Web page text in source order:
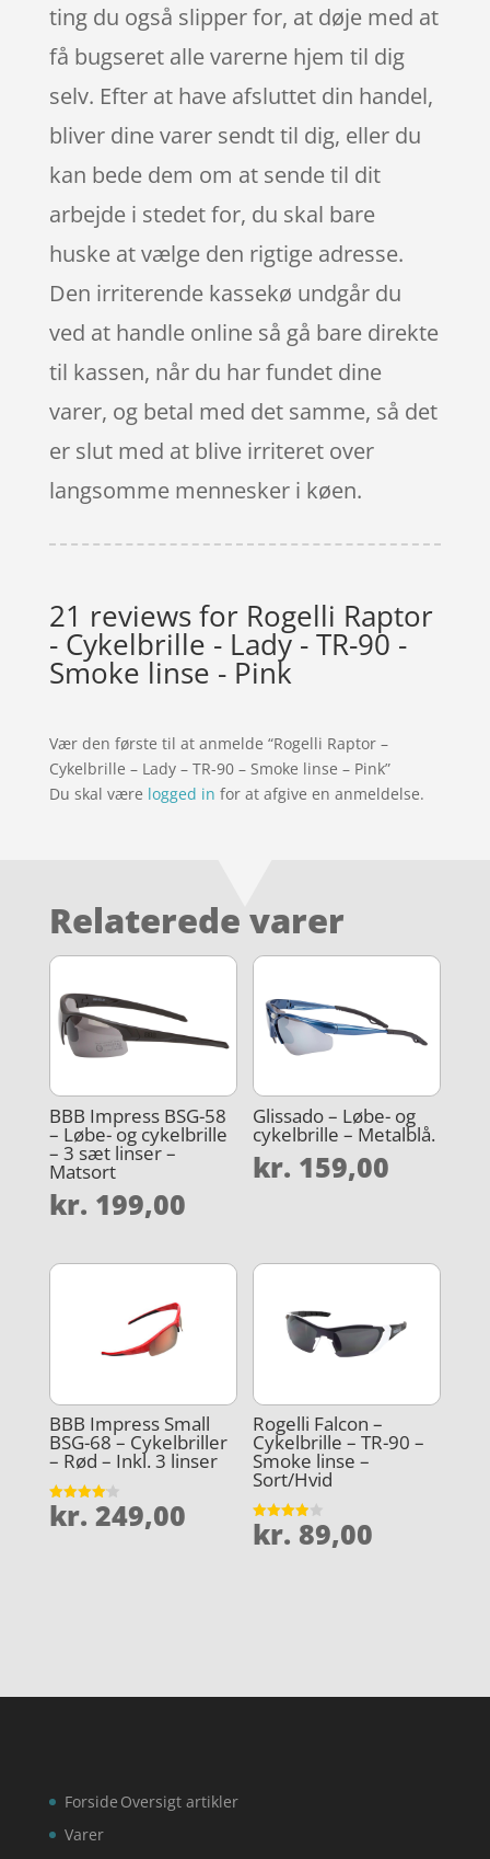
ting du også slipper for, at døje med at
få bugseret alle varerne hjem til dig
selv. Efter at have afsluttet din handel,
bliver dine varer sendt til dig, eller du
kan bede dem om at sende til dit
arbejde i stedet for, du skal bare
huske at vælge den rigtige adresse.
Den irriterende kassekø undgår du
ved at handle online så gå bare direkte
til kassen, når du har fundet dine
varer, og betal med det samme, så det
er slut med at blive irriteret over
langsomme mennesker i køen.
21 reviews for Rogelli Raptor
- Cykelbrille - Lady - TR-90 -
Smoke linse - Pink
Vær den første til at anmelde “Rogelli Raptor –
Cykelbrille – Lady – TR-90 – Smoke linse – Pink”
Du skal være logged in for at afgive en anmeldelse.
Relaterede varer
BBB Impress BSG-58
– Løbe- og cykelbrille
– 3 sæt linser –
Matsort
kr. 199,00
Glissado – Løbe- og
cykelbrille – Metalblå.
kr. 159,00
BBB Impress Small
BSG-68 – Cykelbriller
– Rød – Inkl. 3 linser
Vurderet
4.1
kr. 249,00
Rogelli Falcon –
Cykelbrille – TR-90 –
Smoke linse –
Sort/Hvid
Vurderet
3.9
kr. 89,00
Forside
Varer
Oversigt artikler